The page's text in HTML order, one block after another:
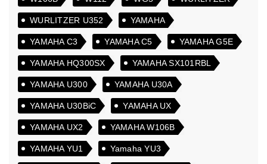
WURLITZER U352 YAMAHA
YAMAHA C3 YAMAHA C5 YAMAHA G5E
YAMAHA HQ300SX YAMAHA SX101RBL
YAMAHA U300 YAMAHA U30A
YAMAHA U30BiC YAMAHA UX
YAMAHA UX2 YAMAHA W106B
YAMAHA YU1 Yamaha YU3